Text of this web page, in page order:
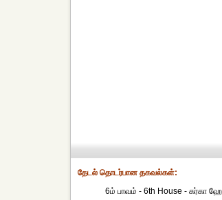
தேட‌ல் தொட‌ர்பான தகவ‌ல்க‌ள்:
6ம் பாவம் - 6th House - கர்கா